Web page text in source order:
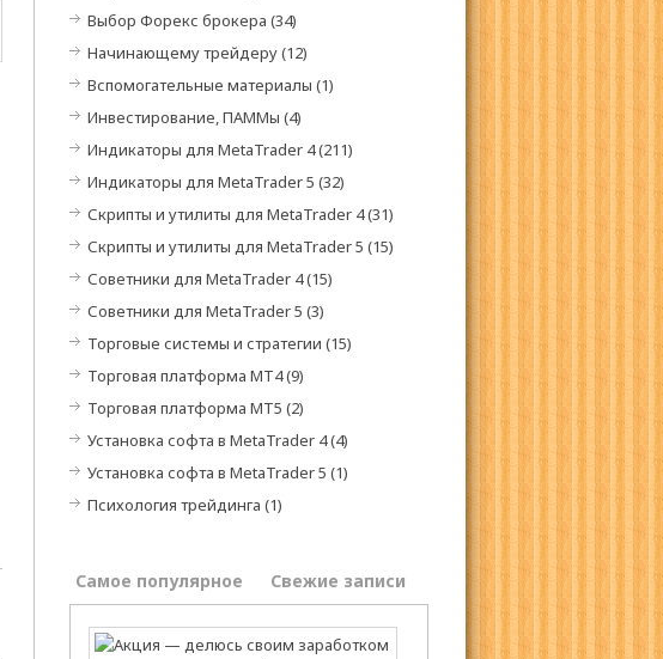
Выбор Форекс брокера (34)
Начинающему трейдеру(12)
Вспомогательные материалы (1)
Инвестирование, ПАММы (4)
Индикаторы для MetaTrader 4(211)
Индикаторы для MetaTrader 5 (32)
Скрипты и утилиты для MetaTrader 4(31)
Скрипты и утилиты для MetaTrader 5 (15)
Советники для MetaTrader 4(15)
Советники для MetaTrader 5 (3)
Торговые системы и стратегии (15)
Торговая платформа МТ4(9)
Торговая платформа МТ5 (2)
Установка софта в MetaTrader 4(4)
Установка софта в MetaTrader 5 (1)
Психология трейдинга (1)
Самое популярное Свежие записи